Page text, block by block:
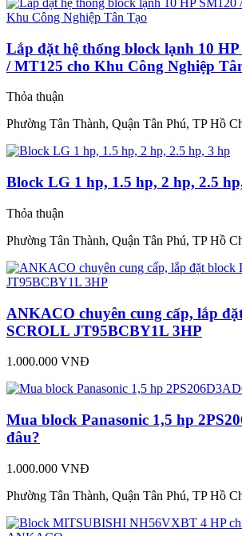
Lắp đặt hệ thống block lạnh 10
/ MT125 cho Khu Công Nghiệp
Thỏa thuận
Phường Tân Thành, Quận Tân Phú, TP Hồ
Block LG 1 hp, 1.5 hp, 2 hp, 2.5
Thỏa thuận
Phường Tân Thành, Quận Tân Phú, TP Hồ
ANKACO chuyên cung cấp, lắp
SCROLL JT95BCBY1L 3HP
1.000.000 VNĐ
Mua block Panasonic 1,5 hp
đâu?
1.000.000 VNĐ
Phường Tân Thành, Quận Tân Phú, TP Hồ